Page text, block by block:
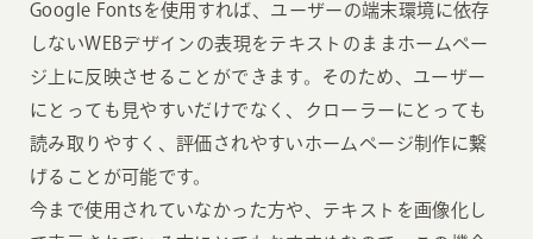
Google Fontsを使用すれば、ユーザーの端末環境に依存
しないWEBデザインの表現をテキストのままホームペー
ジ上に反映させることができます。そのため、ユーザー
にとっても見やすいだけでなく、クローラーにとっても
読み取りやすく、評価されやすいホームページ制作に繋
げることが可能です。
今まで使用されていなかった方や、テキストを画像化し